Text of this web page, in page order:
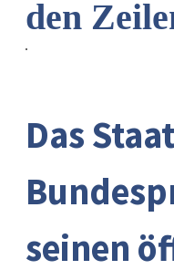
den
Das
seinen